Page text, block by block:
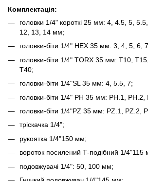
Комплектація:
головки 1/4" короткі 25 мм: 4, 4.5, 5,
12, 13, 14 мм;
головки-біти 1/4" HEX 35 мм: 3, 4, 5, 6,
головки-біти 1/4" TORX 35 мм: T10,
Т40;
головки-біти 1/4"SL 35 мм: 4, 5.5, 7;
головки-біти 1/4" РН 35 мм: РН.1, РН.2,
головки-біти 1/4"PZ 35 мм: PZ.1, PZ.2,
тріскачка 1/4";
рукоятка 1/4"150 мм;
вороток посилений Т-подібний 1/4"115
подовжувачі 1/4": 50, 100 мм;